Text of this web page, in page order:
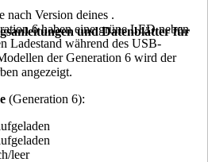
nach Version deines .
6 haben eine grüne LED neben
Ladestand während des USB-
der Generation 6 wird der
angezeigt.
(Generation 6):
leer
und Datenblätter für